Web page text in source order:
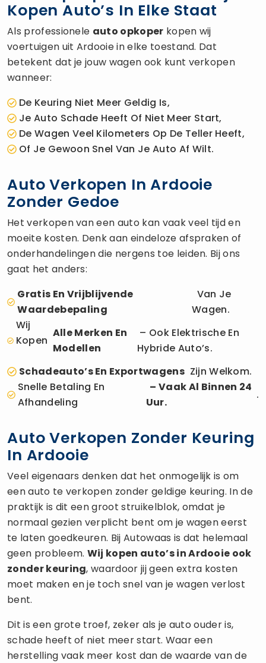
Kopen Auto’s In Elke Staat
Als professionele auto opkoper kopen wij
voertuigen uit Ardooie in elke toestand. Dat
betekent dat je jouw wagen ook kunt verkopen
wanneer:
De Keuring Niet Meer Geldig Is,
Je Auto Schade Heeft Of Niet Meer Start,
De Wagen Veel Kilometers Op De Teller Heeft,
Of Je Gewoon Snel Van Je Auto Af Wilt.
Auto Verkopen In Ardooie
Zonder Gedoe
Het verkopen van een auto kan vaak veel tijd en
moeite kosten. Denk aan eindeloze afspraken of
onderhandelingen die nergens toe leiden. Bij ons
gaat het anders:
Gratis En Vrijblijvende
Waardebepaling
Van Je
Wagen.
Wij
Kopen
Alle Merken En
Modellen
– Ook Elektrische En
Hybride Auto’s.
Schadeauto’s En ExportwagensZijn Welkom.
Snelle Betaling En
Afhandeling
– Vaak Al Binnen 24
Uur.
.
Auto Verkopen Zonder Keuring
In Ardooie
Veel eigenaars denken dat het onmogelijk is om
een auto te verkopen zonder geldige keuring. In de
praktijk is dit een groot struikelblok, omdat je
normaal gezien verplicht bent om je wagen eerst
te laten goedkeuren. Bij Autowaas is dat helemaal
geen probleem. Wij kopen auto’s in Ardooie ook
zonder keuring, waardoor jij geen extra kosten
moet maken en je toch snel van je wagen verlost
bent.
Dit is een grote troef, zeker als je auto ouder is,
schade heeft of niet meer start. Waar een
herstelling vaak meer kost dan de waarde van de